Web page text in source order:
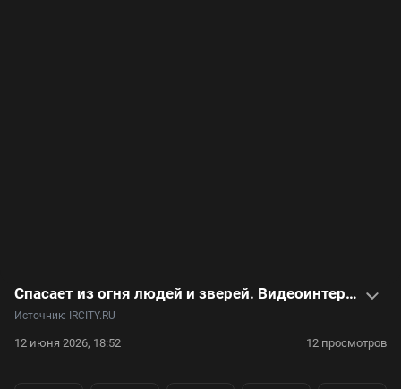
Спасает из огня людей и зверей. Видеоинтервью с пожарным о сложностях профессии
Источник: IRCITY.RU
12 июня 2026, 18:52 12 просмотров